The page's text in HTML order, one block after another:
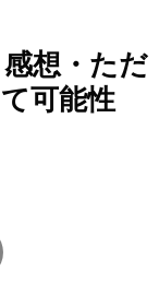
想・ただ
可能性